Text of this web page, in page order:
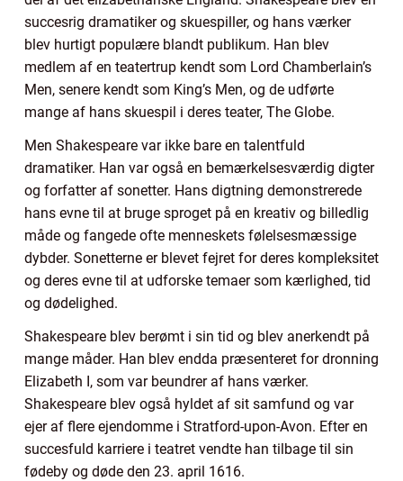
succesrig dramatiker og skuespiller, og hans værker
blev hurtigt populære blandt publikum. Han blev
medlem af en teatertrup kendt som Lord Chamberlain’s
Men, senere kendt som King’s Men, og de udførte
mange af hans skuespil i deres teater, The Globe.
Men Shakespeare var ikke bare en talentfuld
dramatiker. Han var også en bemærkelsesværdig digter
og forfatter af sonetter. Hans digtning demonstrerede
hans evne til at bruge sproget på en kreativ og billedlig
måde og fangede ofte menneskets følelsesmæssige
dybder. Sonetterne er blevet fejret for deres kompleksitet
og deres evne til at udforske temaer som kærlighed, tid
og dødelighed.
Shakespeare blev berømt i sin tid og blev anerkendt på
mange måder. Han blev endda præsenteret for dronning
Elizabeth I, som var beundrer af hans værker.
Shakespeare blev også hyldet af sit samfund og var
ejer af flere ejendomme i Stratford-upon-Avon. Efter en
succesfuld karriere i teatret vendte han tilbage til sin
fødeby og døde den 23. april 1616.